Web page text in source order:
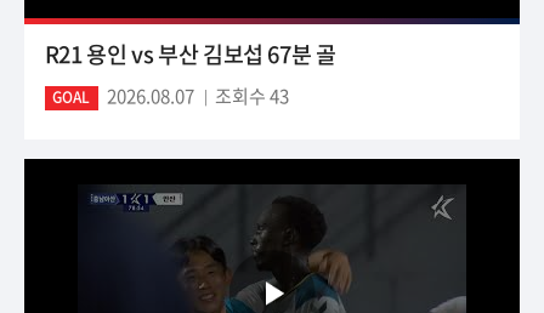
R21 용인 vs 부산 김보섭 67분 골
GOAL 2026.08.07 조회수 43